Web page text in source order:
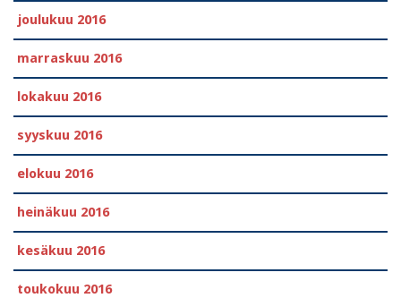
joulukuu 2016
marraskuu 2016
lokakuu 2016
syyskuu 2016
elokuu 2016
heinäkuu 2016
kesäkuu 2016
toukokuu 2016